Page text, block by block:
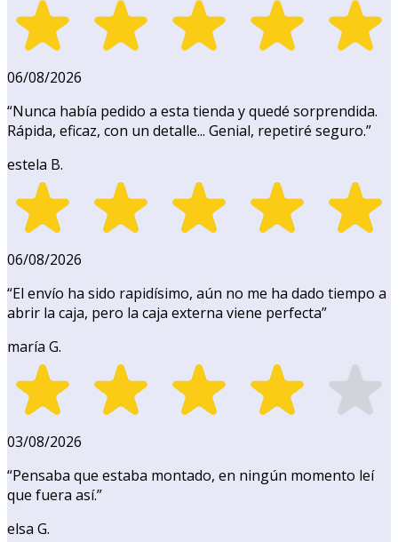
06/08/2026
“Nunca había pedido a esta tienda y quedé sorprendida.
Rápida, eficaz, con un detalle... Genial, repetiré seguro.”
estela B.
06/08/2026
“El envío ha sido rapidísimo, aún no me ha dado tiempo a
abrir la caja, pero la caja externa viene perfecta”
maría G.
03/08/2026
“Pensaba que estaba montado, en ningún momento leí
que fuera así.”
elsa G.